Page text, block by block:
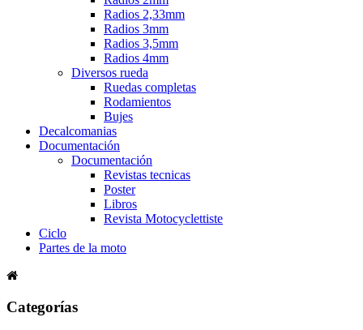
Radios 2,33mm
Radios 3mm
Radios 3,5mm
Radios 4mm
Diversos rueda
Ruedas completas
Rodamientos
Bujes
Decalcomanias
Documentación
Documentación
Revistas tecnicas
Poster
Libros
Revista Motocyclettiste
Ciclo
Partes de la moto
Categorías